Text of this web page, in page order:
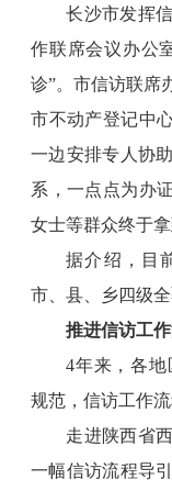
长沙市发挥
作联席会议办公
诊”。市信访联席
市不动产登记中
一边安排专人协
系，一点点为办
女士等群众终于
据介绍，目
市、县、乡四级全
推进信访工
4年来，各
规范，信访工作
走进陕西省
一幅信访流程导